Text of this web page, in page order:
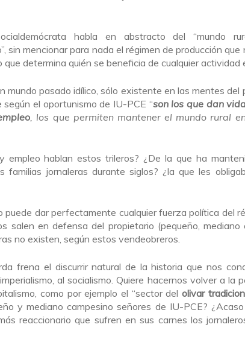
habla en abstracto del “mundo
sin mencionar para nada el régimen de producción que
que determina quién se beneficia de cualquier actividad
mundo pasado idílico, sólo existente en las mentes del
según el oportunismo de IU-PCE “son los que dan
, los que permiten mantener el mundo rural
empleo hablan estos trileros? ¿De la que ha
familias jornaleras durante siglos? ¿la que les
puede dar perfectamente cualquier fuerza política del
salen en defensa del propietario (pequeño, mediano
no existen, según estos vendeobreros.
frena el discurrir natural de la historia que nos
al socialismo. Quiere hacernos volver a la
como por ejemplo el “sector delolivar
y mediano campesino señores de IU-PCE?
reaccionario que sufren en sus carnes los